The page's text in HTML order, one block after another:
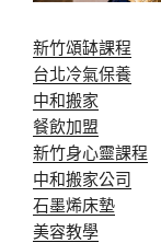
新竹頌缽課程
台北冷氣保養
中和搬家
餐飲加盟
新竹身心靈課程
中和搬家公司
石墨烯床墊
美容教學